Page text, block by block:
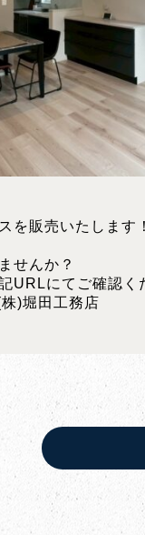
を販売いたします
せんか？
URLにてご確認く
)堀田工務店